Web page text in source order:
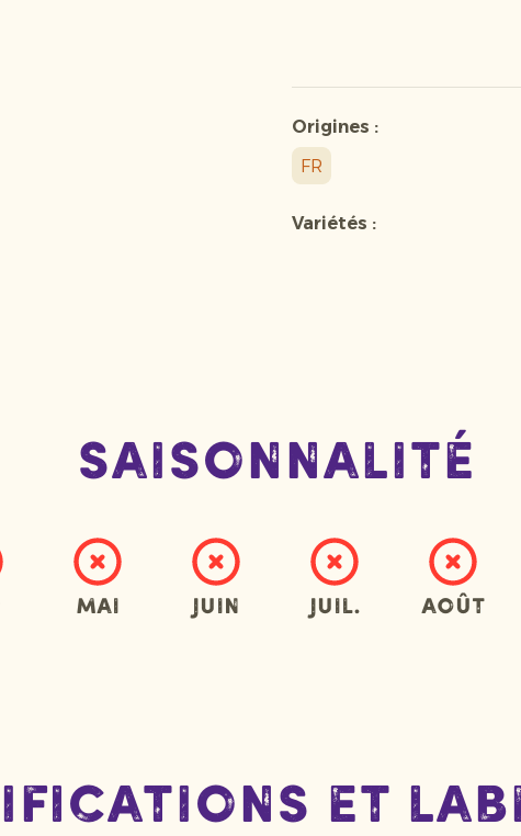
Origines :
FR
Variétés :
Saisonnalité
Mai Juin Juil. Août
et